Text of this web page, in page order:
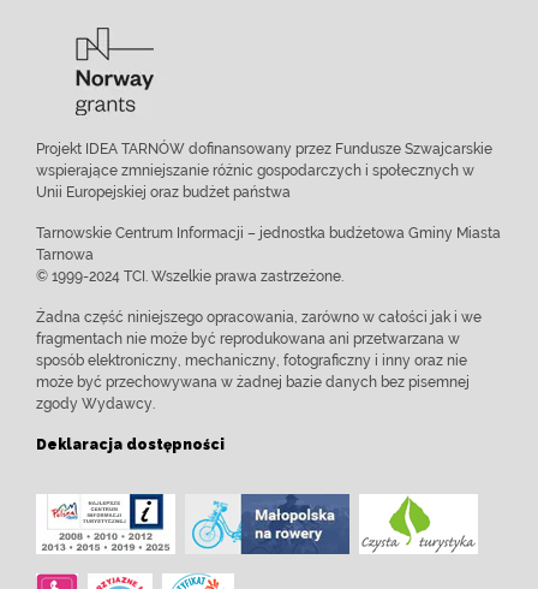
Projekt IDEA TARNÓW dofinansowany przez Fundusze Szwajcarskie
wspierające zmniejszanie różnic gospodarczych i społecznych w
Unii Europejskiej oraz budżet państwa
Tarnowskie Centrum Informacji – jednostka budżetowa Gminy Miasta
Tarnowa
© 1999-2024 TCI. Wszelkie prawa zastrzeżone.
Żadna część niniejszego opracowania, zarówno w całości jak i we
fragmentach nie może być reprodukowana ani przetwarzana w
sposób elektroniczny, mechaniczny, fotograficzny i inny oraz nie
może być przechowywana w żadnej bazie danych bez pisemnej
zgody Wydawcy.
Deklaracja dostępności